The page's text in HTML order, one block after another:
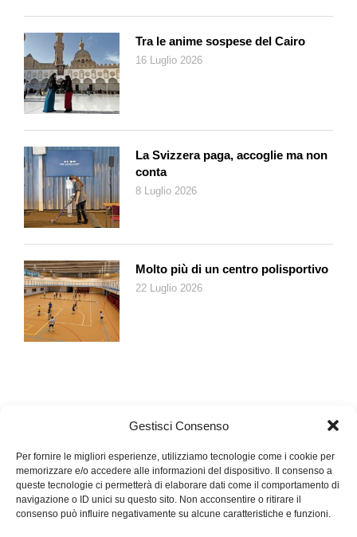
Gestisci Consenso
Per fornire le migliori esperienze, utilizziamo tecnologie come i cookie per
memorizzare e/o accedere alle informazioni del dispositivo. Il consenso a
queste tecnologie ci permetterà di elaborare dati come il comportamento di
navigazione o ID unici su questo sito. Non acconsentire o ritirare il
consenso può influire negativamente su alcune caratteristiche e funzioni.
riescono a trasmettere un senso di partecipazione collettiva, e
spingono a riflettere sull’importanza delle relazioni e sull’eredità
emotiva che ognuno porta con sé. La sua poetica diventa così
un potente strumento di esplorazione, capace di evocare
sentimenti e ricordi che echeggiano in chi osserva,
senso di connessione e comprensione, anche nelle
esperienze più dolorose: «Quando espongo, spesso mi trovo a
parlare con persone che hanno vissuto esperienze simili e che
trovano nel mio lavoro qualcosa che risuona con le loro storie»
dice, evidenziando il potere della fotografia di dialogare con chi
ne fruisce, al di là delle ragioni che stanno alla base dell’atto
creativo.
Dove e quando
Moira Ricci,20.12.53-10.08.04
di fotografia contemporanea (Villa Ghirlanda, via Frova 10).
Tra le anime sospese del Cairo
16 Luglio 2026
La Svizzera paga, accoglie ma non
conta
8 Luglio 2026
Molto più di un centro polisportivo
22 Luglio 2026